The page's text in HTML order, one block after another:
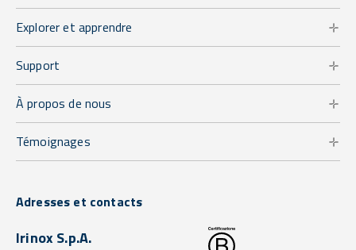
Explorer et apprendre
Support
À propos de nous
Témoignages
Adresses et contacts
Irinox S.p.A.